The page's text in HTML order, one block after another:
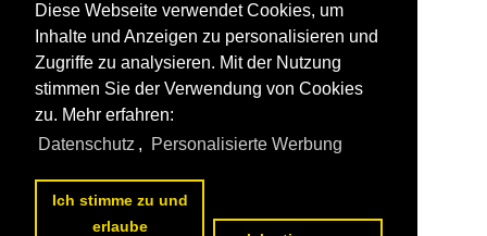
Diese Webseite verwendet Cookies, um
Inhalte und Anzeigen zu personalisieren und
Zugriffe zu analysieren. Mit der Nutzung
stimmen Sie der Verwendung von Cookies
zu. Mehr erfahren:
Datenschutz , Personalisierte Werbung
Ich stimme zu und
erlaube